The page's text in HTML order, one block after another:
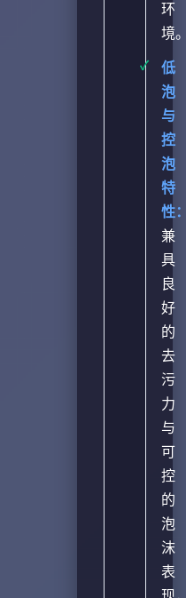
环
境
低
泡
与
控
泡
特
性
兼
具
良
好
的
去
污
力
与
可
控
的
泡
沫
表